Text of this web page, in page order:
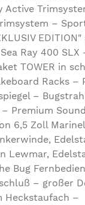
Active
–
Ray 400
TOWER in
Racks –
–
Premium
6,5 Zoll
Lewmar,
Bug
– großer
Heckstaufach –